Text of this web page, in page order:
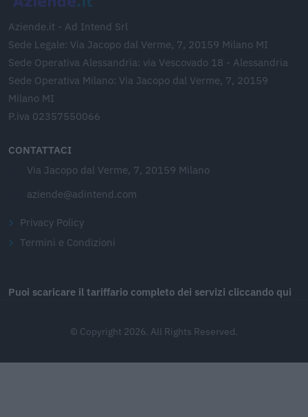
Aziende.it - Ad Intend Srl
Sede Legale: Via Jacopo dal Verme, 7, 20159 Milano MI
Sede Operativa Alessandria: via Vescovado 18 - Alessandria
Sede Operativa Milano: Via Jacopo dal Verme, 7, 20159
Milano MI
P.iva 02357550066
CONTATTACI
Via Jacopo dal Verme, 7, 20159 Milano
aziende@adintend.com
Privacy Policy
Termini e Condizioni
Puoi scaricare il tariffario completo dei servizi cliccando qui
© Copyright 2026. All Rights Reserved.